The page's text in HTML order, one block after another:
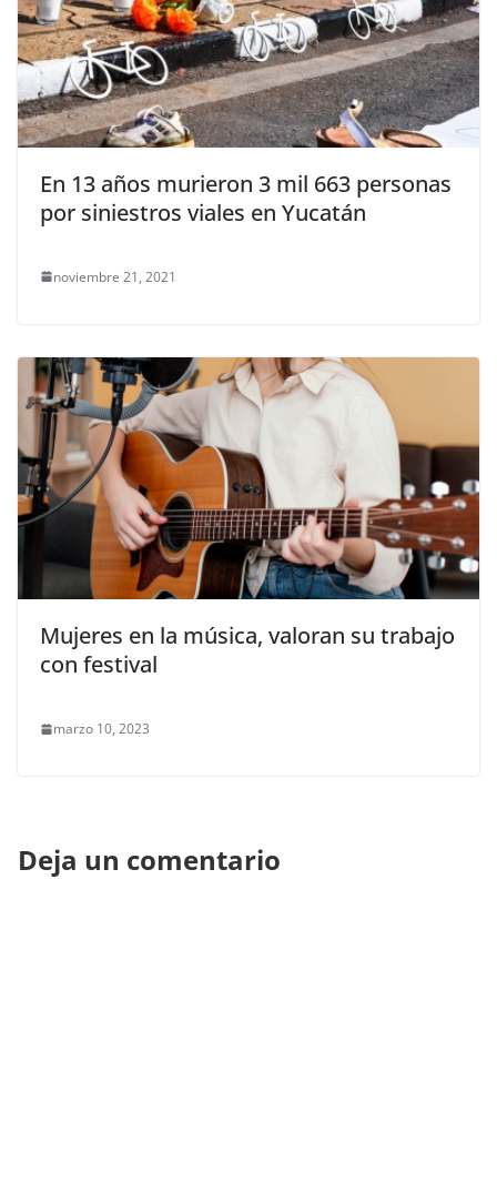
En 13 años murieron 3 mil 663 personas
por siniestros viales en Yucatán
noviembre 21, 2021
Mujeres en la música, valoran su trabajo
con festival
marzo 10, 2023
Deja un comentario